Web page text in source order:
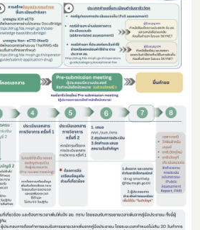
ที่ท่านต้องการ Subscribe